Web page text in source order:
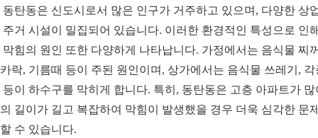
동탄동은 신도시로서 많은 인구가 거주하고 있으며, 다양한 상
주거 시설이 밀집되어 있습니다. 이러한 환경적인 특성으로 인
막힘의 원인 또한 다양하게 나타납니다. 가정에서는 음식물 찌
락, 기름때 등이 주된 원인이며, 상가에서는 음식물 쓰레기, 각
등이 하수구를 막히게 합니다. 특히, 동탄동은 고층 아파트가 많
길이가 길고 복잡하여 막힘이 발생했을 경우 더욱 심각한 문
수 있습니다.